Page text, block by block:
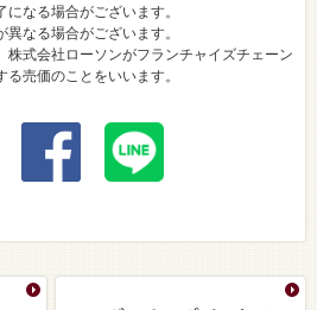
なる場合がございます。
なる場合がございます。
式会社ローソンがフランチャイズチェーン
売価のことをいいます。